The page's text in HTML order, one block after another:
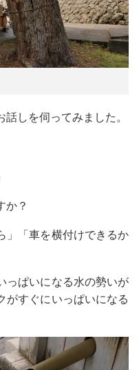
しを伺ってみました。
か？
」「車を横付けできるか
っぱいになる水の勢いが
がすぐにいっぱいになる